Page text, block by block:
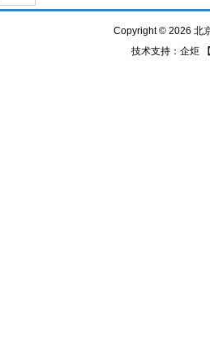
Copyright © 2026 北
技术支持：企炬